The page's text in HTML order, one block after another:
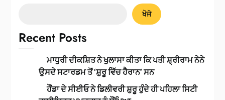
ਖੋਜੋ
Recent Posts
ਮਾਧੁਰੀ ਦੀਕਸ਼ਿਤ ਨੇ ਖੁਲਾਸਾ ਕੀਤਾ ਕਿ ਪਤੀ ਸ਼੍ਰੀਰਾਮ ਨੇਨੇ
ਉਸਦੇ ਸਟਾਰਡਮ ਤੋਂ ‘ਸ਼ੁਰੂ ਵਿੱਚ ਹੈਰਾਨ’ ਸਨ
ਹੌਂਡਾ ਦੇ ਸੀਈਓ ਨੇ ਡਿਲੀਵਰੀ ਸ਼ੁਰੂ ਹੁੰਦੇ ਹੀ ਪਹਿਲਾ ਸਿਟੀ